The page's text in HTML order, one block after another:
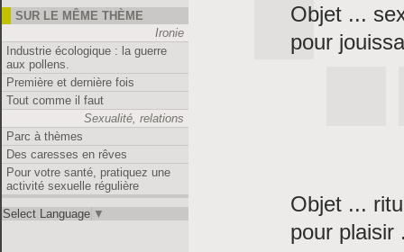
SUR LE MÊME THÈME
Ironie
Industrie écologique : la guerre
aux pollens.
Première et dernière fois
Tout comme il faut
Sexualité, relations
Parc à thèmes
Des caresses en rêves
Pour votre santé, pratiquez une
activité sexuelle régulière
Select Language ▼
Objet ...
pour
Objet ...
pour plaisir